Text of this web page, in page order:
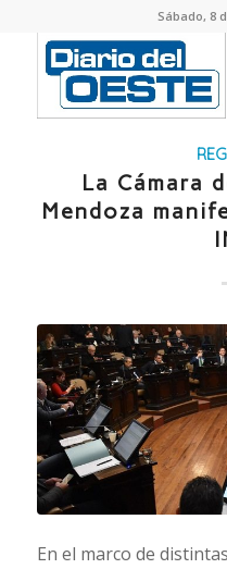
Sábado, 8
La Cámara
Mendoza
En el marco de